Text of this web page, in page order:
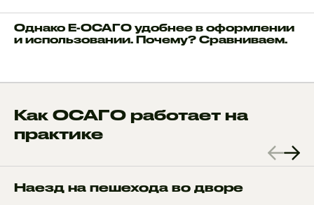
Однако Е-ОСАГО удобнее в оформлении
и использовании. Почему? Сравниваем.
Как ОСАГО работает на
практике
Наезд на пешехода во дворе